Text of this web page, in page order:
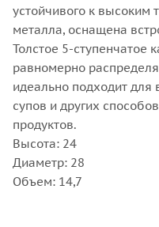
устойчивого к высоким
металла, оснащена
Толстое 5-ступенчатое
равномерно
идеально подходит для
супов и других
продуктов.
Высота: 24
Диаметр: 28
Объем: 14,7